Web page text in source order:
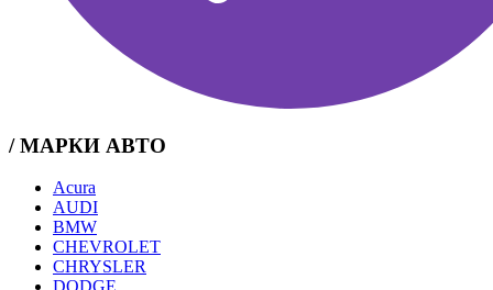
/ МАРКИ АВТО
Acura
AUDI
BMW
CHEVROLET
CHRYSLER